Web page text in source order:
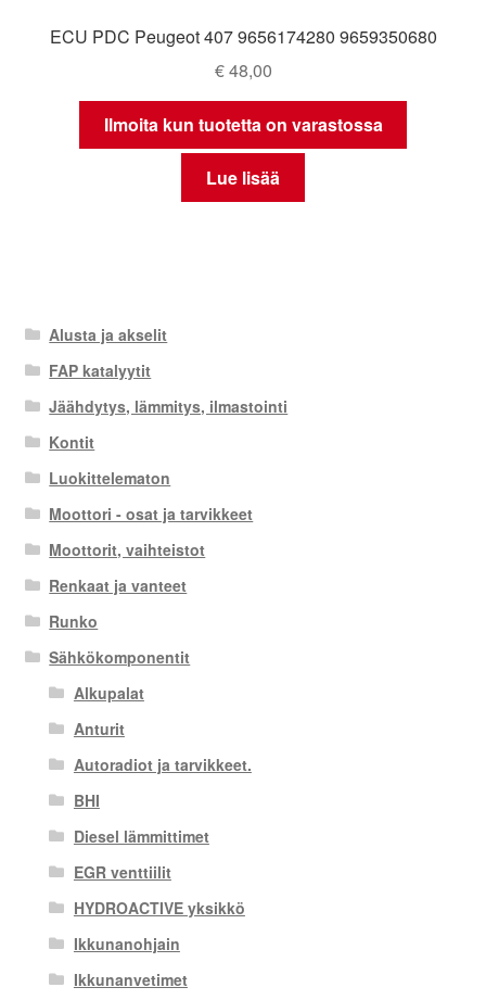
ECU PDC Peugeot 407 9656174280 9659350680
€48,00
Ilmoita kun tuotetta on varastossa
Lue lisää
Alusta ja akselit
FAP katalyytit
Jäähdytys, lämmitys, ilmastointi
Kontit
Luokittelematon
Moottori - osat ja tarvikkeet
Moottorit, vaihteistot
Renkaat ja vanteet
Runko
Sähkökomponentit
Alkupalat
Anturit
Autoradiot ja tarvikkeet.
BHI
Diesel lämmittimet
EGR venttiilit
HYDROACTIVE yksikkö
Ikkunanohjain
Ikkunanvetimet